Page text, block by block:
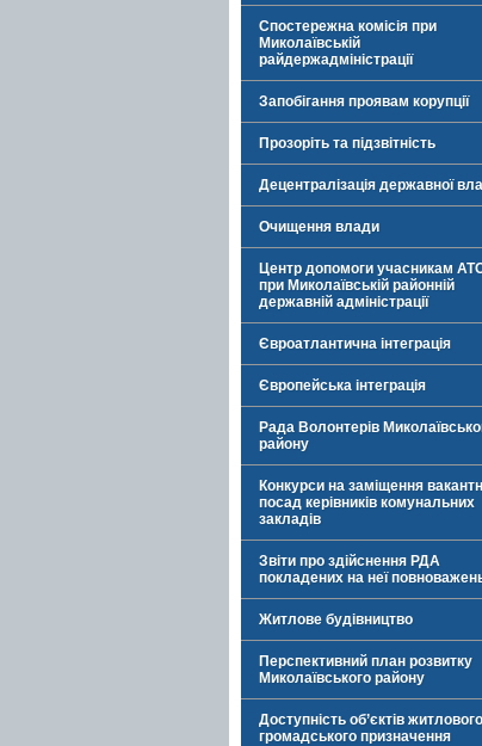
Спостережна комісія при
Миколаївській
райдержадміністрації
Запобігання проявам корупції
Прозоріть та підзвітність
Децентралізація державної
Очищення влади
Центр допомоги учасникам
при Миколаївській районній
державній адміністрації
Євроатлантична інтеграція
Європейська інтеграція
Рада Волонтерів
району
Конкурси на заміщення
посад керівників комунальних
закладів
Звіти про здійснення РДА
покладених на неї
Житлове будівництво
Перспективний план розвитку
Миколаївського району
Доступність об’єктів
громадського призначення